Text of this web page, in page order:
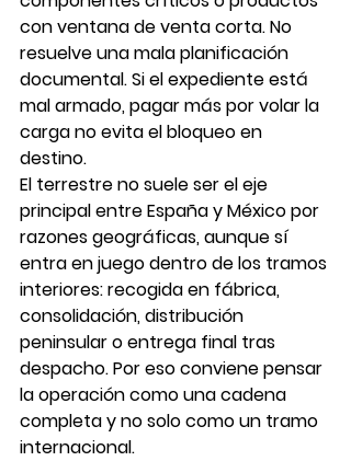
con ventana de venta corta. No
resuelve una mala planificación
documental. Si el expediente está
mal armado, pagar más por volar la
carga no evita el bloqueo en
destino.
El terrestre no suele ser el eje
principal entre España y México por
razones geográficas, aunque sí
entra en juego dentro de los tramos
interiores: recogida en fábrica,
consolidación, distribución
peninsular o entrega final tras
despacho. Por eso conviene pensar
la operación como una cadena
completa y no solo como un tramo
internacional.